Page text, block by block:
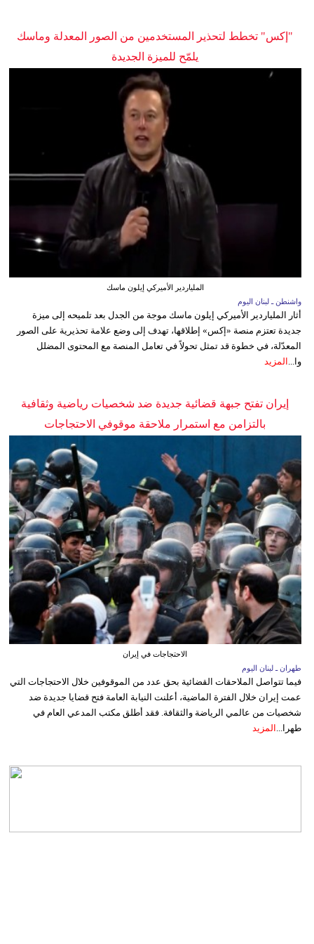
"إكس" تخطط لتحذير المستخدمين من الصور المعدلة وماسك
يلمّح للميزة الجديدة
الملياردير الأميركي إيلون ماسك
واشنطن ـ لبنان اليوم
أثار الملياردير الأميركي إيلون ماسك موجة من الجدل بعد تلميحه إلى ميزة
جديدة تعتزم منصة «إكس» إطلاقها، تهدف إلى وضع علامة تحذيرية على الصور
المعدّلة، في خطوة قد تمثل تحولاً في تعامل المنصة مع المحتوى المضلل
وا... المزيد
إيران تفتح جبهة قضائية جديدة ضد شخصيات رياضية وثقافية
بالتزامن مع استمرار ملاحقة موقوفي الاحتجاجات
الاحتجاجات في إيران
طهران ـ لبنان اليوم
فيما تتواصل الملاحقات القضائية بحق عدد من الموقوفين خلال الاحتجاجات التي
عمت إيران خلال الفترة الماضية، أعلنت النيابة العامة فتح قضايا جديدة ضد
شخصيات من عالمي الرياضة والثقافة. فقد أطلق مكتب المدعي العام في
طهرا... المزيد